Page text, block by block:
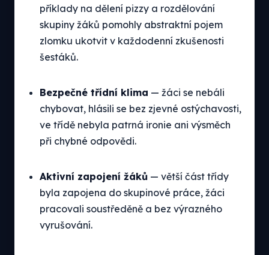
příklady na dělení pizzy a rozdělování
skupiny žáků pomohly abstraktní pojem
zlomku ukotvit v každodenní zkušenosti
šestáků.
Bezpečné třídní klima — žáci se nebáli
chybovat, hlásili se bez zjevné ostýchavosti,
ve třídě nebyla patrná ironie ani výsměch
při chybné odpovědi.
Aktivní zapojení žáků — větší část třídy
byla zapojena do skupinové práce, žáci
pracovali soustředěně a bez výrazného
vyrušování.